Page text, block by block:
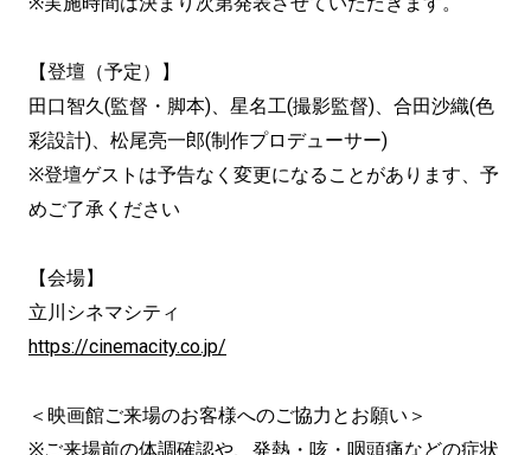
【登壇（予定）】
田口智久(監督・脚本)、星名工(撮影監督)、合田沙織(色
彩設計)、松尾亮一郎(制作プロデューサー)
※登壇ゲストは予告なく変更になることがあります、予
めご了承ください
【会場】
立川シネマシティ
https://cinemacity.co.jp/
＜映画館ご来場のお客様へのご協力とお願い＞
※ご来場前の体調確認や、発熱・咳・咽頭痛などの症状